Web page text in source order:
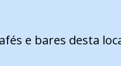
e bares desta